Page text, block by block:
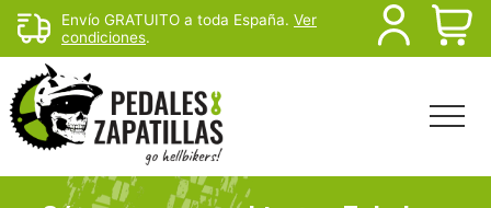
Menu
Skip
main
content
Skip
primary
sidebar
Skip
footer
Envío GRATUITO a toda España. Ver
condiciones.
Rutas
Menu